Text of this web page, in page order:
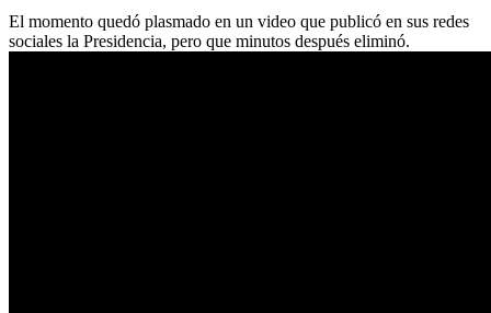
El momento quedó plasmado en un video que publicó en sus redes
sociales la Presidencia, pero que minutos después eliminó.